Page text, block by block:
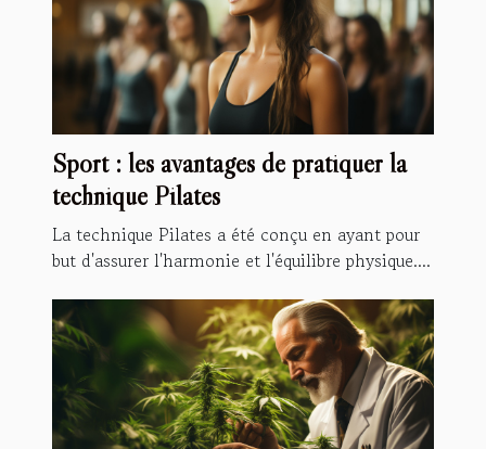
Sport : les avantages de pratiquer la
technique Pilates
La technique Pilates a été conçu en ayant pour
but d'assurer l'harmonie et l'équilibre physique....